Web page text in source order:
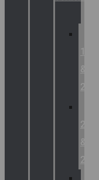
1
&
2
21
&
22